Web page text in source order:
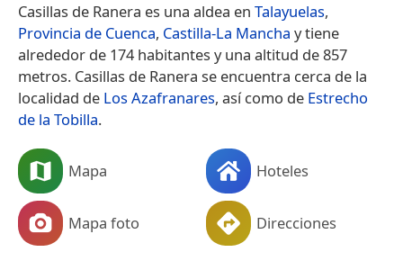
Casillas de Ranera es una aldea en Talayuelas,
Provincia de Cuenca, Castilla-La Mancha y tiene
alrededor de 174 habitantes y una altitud de 857
metros. Casillas de Ranera se encuentra cerca de la
localidad de Los Azafranares, así como de Estrecho
de la Tobilla.
Mapa Hoteles
Mapa foto Direcciones